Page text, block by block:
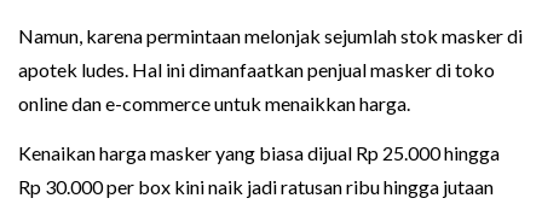
Namun, karena permintaan melonjak sejumlah stok masker di
apotek ludes. Hal ini dimanfaatkan penjual masker di toko
online dan e-commerce untuk menaikkan harga.
Kenaikan harga masker yang biasa dijual Rp 25.000 hingga
Rp 30.000 per box kini naik jadi ratusan ribu hingga jutaan